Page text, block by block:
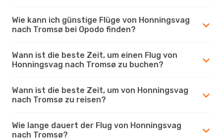
Wie kann ich günstige Flüge von Honningsvag
nach Tromsø bei Opodo finden?
Wann ist die beste Zeit, um einen Flug von
Honningsvag nach Tromsø zu buchen?
Wann ist die beste Zeit, um von Honningsvag
nach Tromsø zu reisen?
Wie lange dauert der Flug von Honningsvag
nach Tromsø?